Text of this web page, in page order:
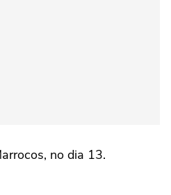
no dia 13.